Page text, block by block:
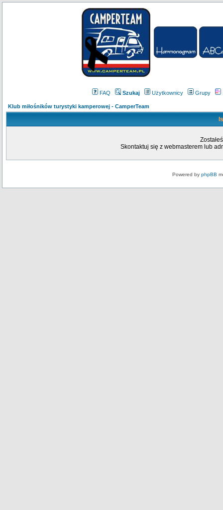
FAQ Szukaj Użytkownicy Grupy
Klub miłośników turystyki kamperowej - CamperTeam
Skontaktuj się z webmasterem lub
Powered by phpBB